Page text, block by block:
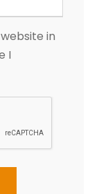
in
I